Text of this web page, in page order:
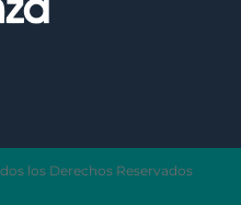
los Derechos Reservados